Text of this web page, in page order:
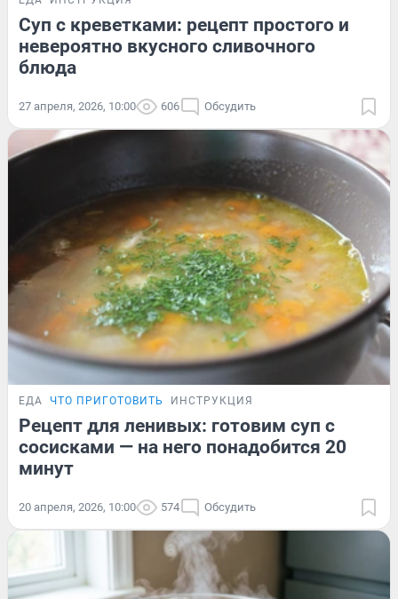
Суп с креветками: рецепт простого и
невероятно вкусного сливочного
блюда
27 апреля, 2026, 10:00 606 Обсудить
ЕДА ЧТО ПРИГОТОВИТЬ ИНСТРУКЦИЯ
Рецепт для ленивых: готовим суп с
сосисками — на него понадобится 20
минут
20 апреля, 2026, 10:00 574 Обсудить